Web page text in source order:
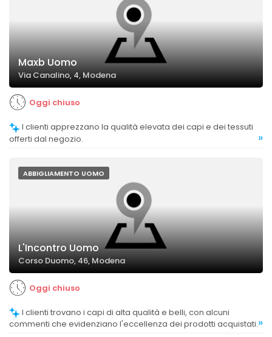
Maxb Uomo
Via Canalino, 4, Modena
Oggi chiuso
offerti dal negozio.
»
ABBIGLIAMENTO UOMO
L'Incontro Uomo
Corso Duomo, 46, Modena
Oggi chiuso
commenti che evidenziano l'eccellenza dei prodotti acquistati.»